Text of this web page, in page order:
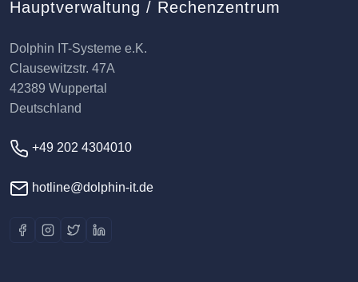
Hauptverwaltung / Rechenzentrum
Dolphin IT-Systeme e.K.
Clausewitzstr. 47A
42389 Wuppertal
Deutschland
+49 202 4304010
hotline@dolphin-it.de